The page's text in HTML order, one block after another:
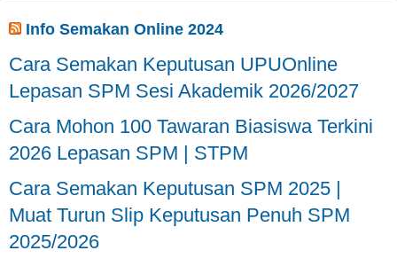
Info Semakan Online 2024
Cara Semakan Keputusan UPUOnline
Lepasan SPM Sesi Akademik 2026/2027
Cara Mohon 100 Tawaran Biasiswa Terkini
2026 Lepasan SPM | STPM
Cara Semakan Keputusan SPM 2025 |
Muat Turun Slip Keputusan Penuh SPM
2025/2026